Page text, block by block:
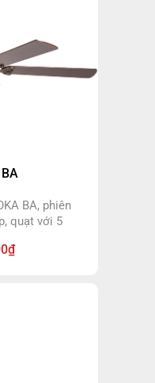
BA, phiên
quạt với 5
tùy theo